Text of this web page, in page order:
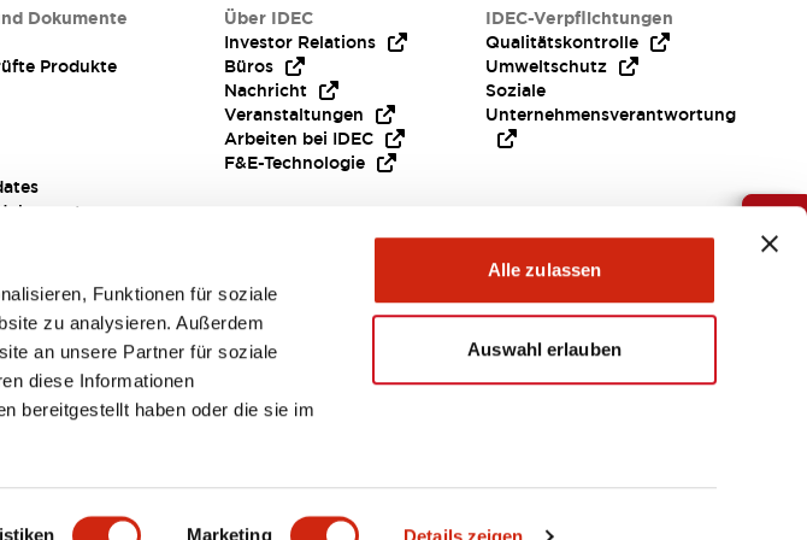
Funktionen für soziale
zu analysieren. Außerdem
an unsere Partner für soziale
diese Informationen
bereitgestellt haben oder die sie im
Marketing Details zeigen
Alle zulassen
Auswahl erlauben
Brauche Hilfe ?
Dokumente
Produkte
Über IDEC
Investor Relations
Büros
Nachricht
Veranstaltungen
Arbeiten bei IDEC
F&E-Technologie
IDEC-Verpflichtungen
Qualitätskontrolle
Umweltschutz
Soziale
Unternehmensverantwortung
EMEA